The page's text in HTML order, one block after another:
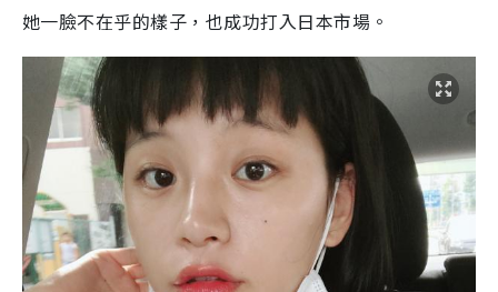
她一臉不在乎的樣子，也成功打入日本市場。